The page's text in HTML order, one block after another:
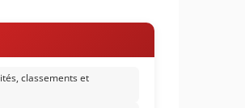
classements et